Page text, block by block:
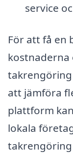
service
För att få en
takrengöring
att jämföra
plattform
lokala